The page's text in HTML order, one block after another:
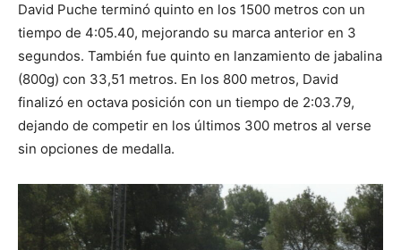
David Puche terminó quinto en los 1500 metros con un
tiempo de 4:05.40, mejorando su marca anterior en 3
segundos. También fue quinto en lanzamiento de jabalina
(800g) con 33,51 metros. En los 800 metros, David
finalizó en octava posición con un tiempo de 2:03.79,
dejando de competir en los últimos 300 metros al verse
sin opciones de medalla.